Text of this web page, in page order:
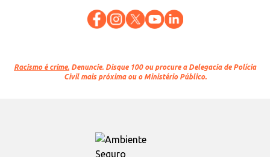
Racismo é crime. Denuncie. Disque 100 ou procure a Delegacia de Polícia
Civil mais próxima ou o Ministério Público.